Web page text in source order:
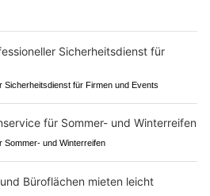
für Firmen und Events
Sommer- und Winterreifen